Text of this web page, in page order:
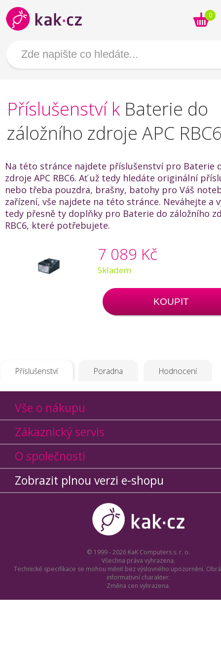
0
Příslušenství k Baterie do
záložního zdroje APC
Na této stránce najdete příslušenství pro Baterie
zdroje APC RBC6. Ať už tedy hledáte originální
nebo třeba pouzdra, brašny, batohy pro Váš
zařízení, vše najdete na této stránce. Neváhejte a
tedy přesně ty doplňky pro Baterie do záložního
RBC6, které potřebujete.
7 089 Kč
Skladem
KOUPIT
Příslušenství Poradna Hodnocení
Vše o nákupu
Zákaznický servis
O společnosti
Zobrazit plnou verzi e-shopu
© 1999 - 2026 KaK Computers s. r. o.
Všechna práva vyhrazena.
Technické specifikace se mohou měnit bez výslovného upozornění.
informativní charakter.
Změna cen vyhrazena.